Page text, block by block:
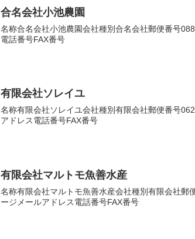
合名会社小池農園
名称合名会社小池農園会社種別合名会社郵便番号
電話番号FAX番号
有限会社ソレイユ
名称有限会社ソレイユ会社種別有限会社郵便番号
アドレス電話番号FAX番号
有限会社マルトモ魚善水産
名称有限会社マルトモ魚善水産会社種別有限会社
ージメールアドレス電話番号FAX番号